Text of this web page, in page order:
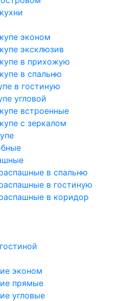
эконом
эксклюзив
в прихожую
в спальню
в гостиную
угловой
встроенные
с зеркалом
в спальню
в гостиную
в коридор
эконом
прямые
угловые